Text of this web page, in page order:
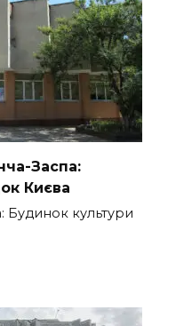
Заспа:
Києва
Будинок культури